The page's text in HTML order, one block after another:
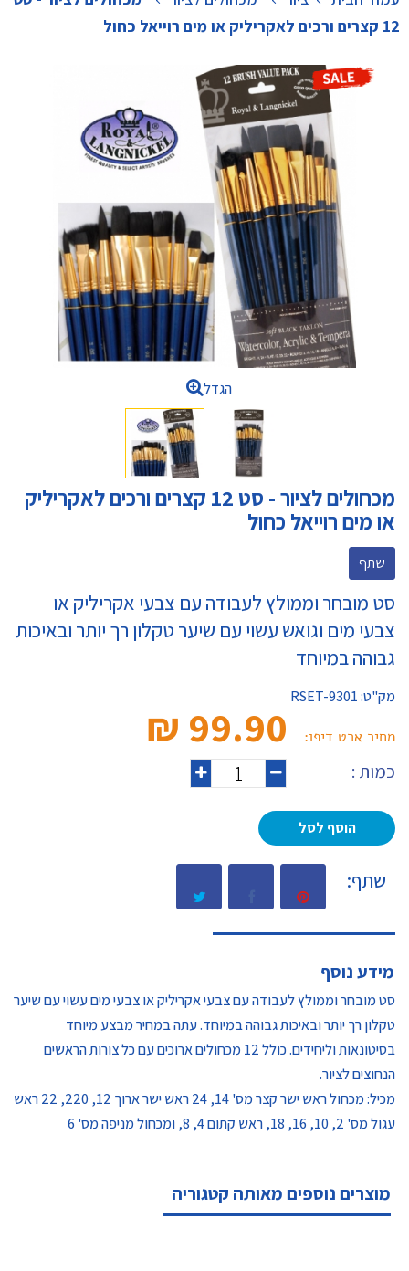
12 קצרים ורכים לאקריליק או מים רוייאל כחול
הגדל
מכחולים לציור - סט 12 קצרים ורכים לאקריליק
או מים רוייאל כחול
שתף
סט מובחר וממולץ לעבודה עם צבעי אקריליק או
צבעי מים וגואש עשוי עם שיער טקלון רך יותר ובאיכות
גבוהה במיוחד
מק"ט:RSET-9301
מחיר ארט דיפו: 99.90 ₪‎
כמות :
הוסף לסל
שתף:
מידע נוסף
סט מובחר וממולץ לעבודה עם צבעי אקריליק או צבעי מים עשוי עם שיער
טקלון רך יותר ובאיכות גבוהה במיוחד. עתה במחיר מבצע מיוחד
בסיטונאות וליחידים. כולל 12 מכחולים ארוכים עם כל צורות הראשים
הנחוצים לציור.
מכיל: מכחול ראש ישר קצר מס' 14, 24 ראש ישר ארוך 12, 220, 22 ראש
עגול מס' 2, 10, 16, 18, ראש קתום 4, 8, ומכחול מניפה מס' 6
מוצרים נוספים מאותה קטגוריה